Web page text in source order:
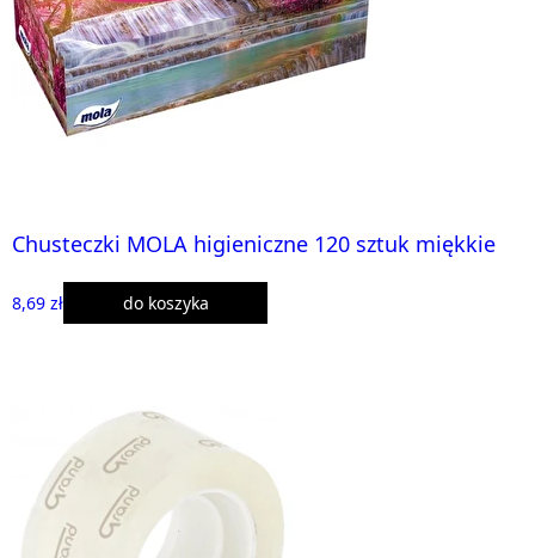
Chusteczki MOLA higieniczne 120 sztuk miękkie
8,69 zł do koszyka